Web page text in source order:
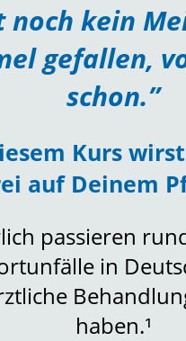
noch kein
gefallen,
schon.”
Kurs
auf Deinem
passieren
in
haben.¹